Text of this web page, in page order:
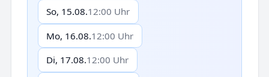
So, 15.08.12:00 Uhr
Mo, 16.08.12:00 Uhr
Di, 17.08.12:00 Uhr